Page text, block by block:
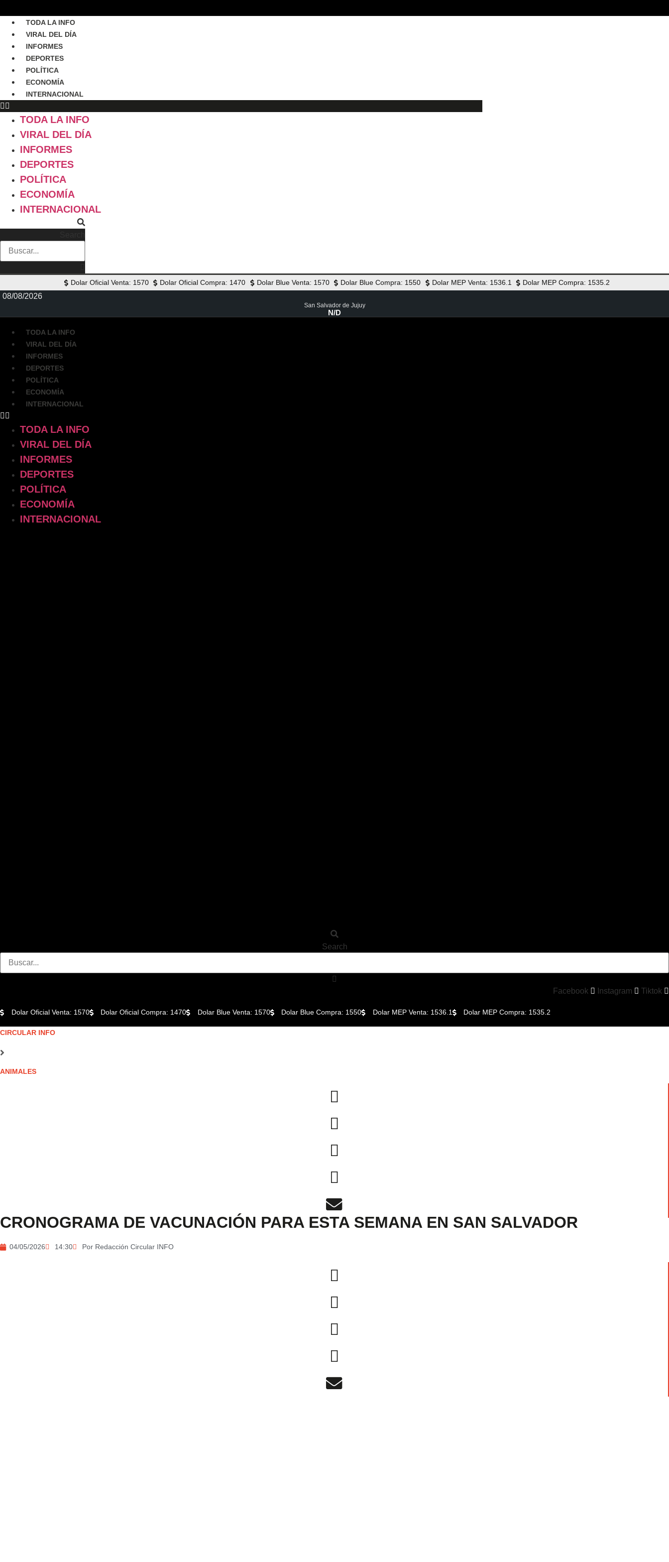
TODA LA INFO
VIRAL DEL DÍA
INFORMES
DEPORTES
POLÍTICA
ECONOMÍA
INTERNACIONAL
TODA LA INFO
VIRAL DEL DÍA
INFORMES
DEPORTES
POLÍTICA
ECONOMÍA
INTERNACIONAL
Dolar Oficial Venta: 1570 Dolar Oficial Compra: 1470 Dolar Blue Venta: 1570 Dolar Blue Compra: 1550 Dolar MEP Venta: 1536.1 Dolar MEP Compra: 1535.2
08/08/2026
San Salvador de Jujuy
N/D
TODA LA INFO
VIRAL DEL DÍA
INFORMES
DEPORTES
POLÍTICA
ECONOMÍA
INTERNACIONAL
TODA LA INFO
VIRAL DEL DÍA
INFORMES
DEPORTES
POLÍTICA
ECONOMÍA
INTERNACIONAL
Search
Facebook Instagram Tiktok
Dolar Oficial Venta: 1570 Dolar Oficial Compra: 1470 Dolar Blue Venta: 1570 Dolar Blue Compra: 1550 Dolar MEP Venta: 1536.1 Dolar MEP Compra: 1535.2
CIRCULAR INFO
ANIMALES
CRONOGRAMA DE VACUNACIÓN PARA ESTA SEMANA EN SAN SALVADOR
04/05/2026 14:30 Por Redacción Circular INFO